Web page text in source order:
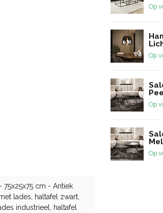
cm - Antiek
lades, haltafel zwart,
industrieel, haltafel
Op
Op
Op
Op